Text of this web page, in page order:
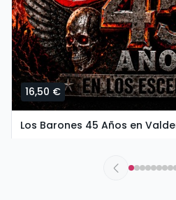
16,50 €
Los Barones 45 Años en
The New Valdemoro El Restón |